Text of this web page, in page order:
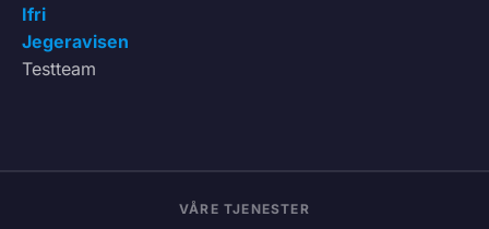
Ifri
Jegeravisen
Testteam
VÅRE TJENESTER